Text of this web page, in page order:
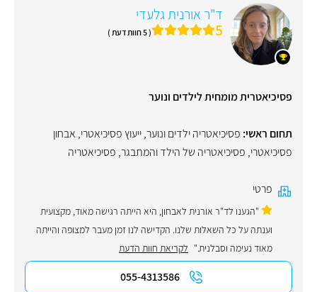
ד"ר אורנית גלעדי
5 ( 5 חוות דעת )
פסיכיאטרית מומחית לילדים ונוער
תחום ראשי: פסיכיאטריה ילדים ונוער,ייעוץ פסיכיאטרי, אבחון
פסיכיאטרי, פסיכיאטריה של הילד והמתבגר, פסיכיאטריה
פרטי
"הגענו לד"ר אורנית לאבחון, היא הייתה רגישה מאוד, מקצועית
וענתה על כל השאלות שלנו. הקדישה לנו זמן מעבר למצופה והייתה
מאוד נעימה וסבלנית." לקריאת חוות הדעת
055-4313586